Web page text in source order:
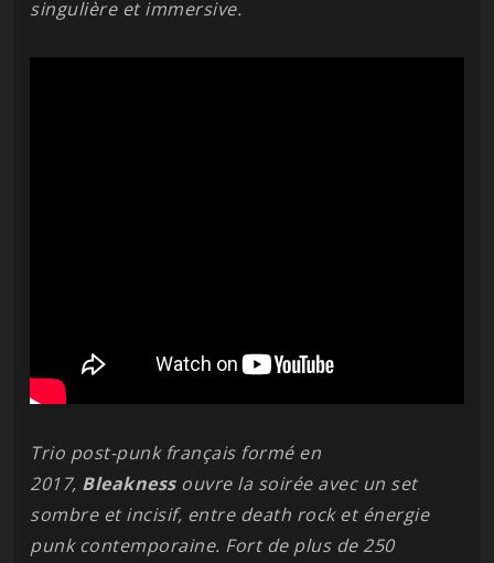
singulière et immersive.
Trio post-punk français formé en
2017, Bleaknessouvre la soirée avec un set
sombre et incisif, entre death rock et énergie
punk contemporaine. Fort de plus de 250